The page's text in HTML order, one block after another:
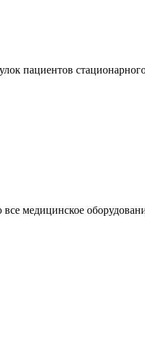
пациентов
медицинское